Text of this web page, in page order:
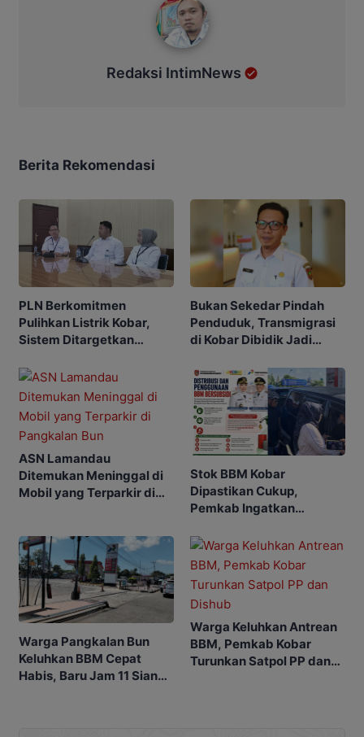
Redaksi IntimNews
Berita Rekomendasi
PLN Berkomitmen
Pulihkan Listrik Kobar,
Sistem Ditargetkan
Bukan Sekedar Pindah
Penduduk, Transmigrasi
di Kobar Dibidik Jadi
ASN Lamandau
Ditemukan Meninggal di
Mobil yang Terparkir di
Stok BBM Kobar
Dipastikan Cukup,
Pemkab Ingatkan
Penyalahgunaan
Warga Pangkalan Bun
Keluhkan BBM Cepat
Habis, Baru Jam 11 Siang
Warga Keluhkan Antrean
BBM, Pemkab Kobar
Turunkan Satpol PP dan